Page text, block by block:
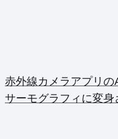
赤外線カメラアプリ
サーモグラフィに変身